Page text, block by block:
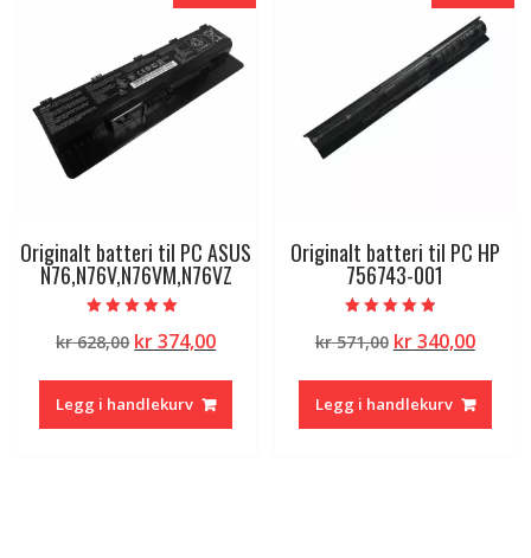
Originalt batteri til PC ASUS
N76,N76V,N76VM,N76VZ
5.00
av 5
kr628,00 Opprinnelig
var:
kr 628,00.
kr374,00Nåværende
kr 374,00.
Legg i handlekurv
Originalt batteri til PC HP
756743-001
4.50
av 5
kr571,00 Opprinnelig
var:
kr 571,00.
kr340,00
kr
Legg i handlekurv